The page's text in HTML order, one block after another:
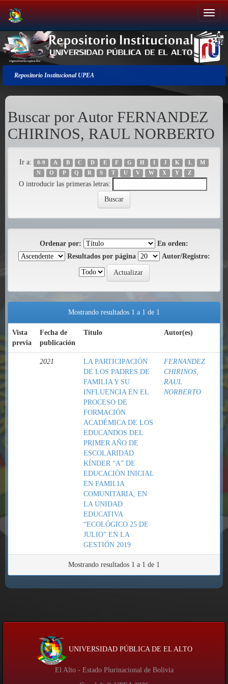
Salir
de
la
navegación
Repositorio Institucional UPEA
Buscar por Autor FERNANDEZ
CHIRINOS, RAUL NORBERTO
Ir a: 0-9 A B C D E F G H I J K L
M
N
O P Q R S T U V W X Y Z
O introducir las primeras letras:
Ordenar por:
En orden:
Resultados por página
Autor/Registro:
Mostrando resultados 1 a 1 de 1
Vista
previa
Fecha de
publicación
Título Autor(es)
2021
LA PARTICIPACIÓN
DE LOS PADRES DE
FAMILIA Y SU
INFLUENCIA EN EL
PROCESO DE
FORMACIÓN
ACADÉMICA DE LOS
EDUCANDOS DEL
PRIMER AÑO DE
ESCOLARIDAD
KÍNDER “A” DE
EDUCACIÓN INICIAL
EN FAMILIA
COMUNITARIA, EN
LA UNIDAD
EDUCATIVA
“ECOLÓGICO 25 DE
JULIO” EN LA
GESTIÓN 2019
FERNANDEZ
CHIRINOS,
RAUL
NORBERTO
Mostrando resultados 1 a 1 de 1
UNIVERSIDAD PÚBLICA DE EL ALTO
El Alto - Estado Plurinacional de Bolivia